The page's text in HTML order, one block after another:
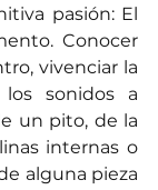
pasión: El
Conocer
vivenciar la
los sonidos a
un pito, de la
internas o
alguna pieza